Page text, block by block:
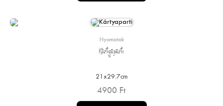
Nyomatok
Kártyaparti
21x29.7cm
4900 Ft